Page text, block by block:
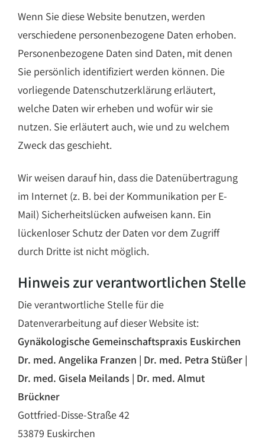
Wenn Sie diese Website benutzen, werden
verschiedene personenbezogene Daten erhoben.
Personenbezogene Daten sind Daten, mit denen
Sie persönlich identifiziert werden können. Die
vorliegende Datenschutzerklärung erläutert,
welche Daten wir erheben und wofür wir sie
nutzen. Sie erläutert auch, wie und zu welchem
Zweck das geschieht.
Wir weisen darauf hin, dass die Datenübertragung
im Internet (z. B. bei der Kommunikation per E-
Mail) Sicherheitslücken aufweisen kann. Ein
lückenloser Schutz der Daten vor dem Zugriff
durch Dritte ist nicht möglich.
Hinweis zur verantwortlichen Stelle
Die verantwortliche Stelle für die
Datenverarbeitung auf dieser Website ist:
Gynäkologische Gemeinschaftspraxis Euskirchen
Dr. med. Angelika Franzen | Dr. med. Petra Stüßer |
Dr. med. Gisela Meilands | Dr. med. Almut
Brückner
Gottfried-Disse-Straße 42
53879 Euskirchen